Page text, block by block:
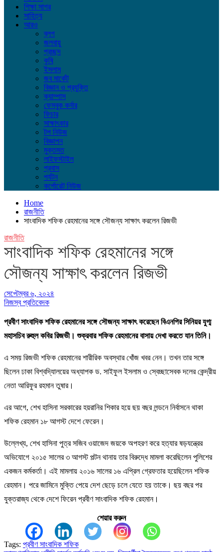
শিক্ষা সাগর
সাহিত্য
আরও
ব্লগ
জলবায়ু
প্রচ্ছদ
কৃষি
ইসলাম
জব মার্কেট
বিজ্ঞান ও প্রযুক্তি
ক্যাম্পাস
ফেসবুক কর্নার
ফিচার
সাক্ষাৎকার
টপ নিউজ
বিজ্ঞাপন
মুক্তমত
লাইফস্টাইল
প্রবাস
পর্যটন
কর্পোরেট নিউজ
Home
রাজনীতি
সাংবাদিক শফিক রেহমানের সঙ্গে সৌজন্য সাক্ষাৎ করলেন রিজভী
রাজনীতি
সাংবাদিক শফিক রেহমানের সঙ্গে
সৌজন্য সাক্ষাৎ করলেন রিজভী
সেপ্টেম্বর ৬, ২০২৪
নিজস্ব প্রতিবেদক
প্রবীণ সাংবাদিক শফিক রেহমানের সঙ্গে সৌজন্য সাক্ষাৎ করেছেন বিএনপির সিনিয়র যুগ্ম
মহাসচিব রুহুল কবির রিজভী। শুক্রবার শফিক রেহমানের বাসায় দেখা করতে যান তিনি।
এ সময় রিজভী শফিক রেহমানের শারীরিক অবস্থার খোঁজ খবর নেন। তখন তার সঙ্গে
ছিলেন ঢাকা বিশ্বদ্যিালয়ের অধ্যাপক ড. সাইফুল ইসলাম ও স্বেচ্ছাসেবক দলের কেন্দ্রীয়
নেতা আরিফুর রহমান তুষার।
এর আগে, শেখ হাসিনা সরকারের হয়রানির শিকার হয়ে ছয় বছর লন্ডনে নির্বাসনে থাকা
শফিক রেহমান ১৮ আগস্ট দেশে ফেরেন।
উল্লেখ্য, শেখ হাসিনা পুত্র সজিব ওয়াজেদ জয়কে অপহরণ করে হত্যার ষড়যন্ত্রের
অভিযোগে ২০১৫ সালের ৩ আগস্ট পল্টন থানায় তার বিরুদ্ধে মামলা করেছিলেন পুলিশের
একজন কর্মকর্তা। এই মামলায় ২০১৬ সালের ১৬ এপ্রিল গ্রেফতার হয়েছিলেন শফিক
রেহমান। পরে জামিনে মুক্তি পেয়ে দেশ ছেড়ে চলে যেতে হয় তাকে। ছয় বছর পর
যুক্তরাজ্য থেকে দেশে ফিরেন প্রবীণ সাংবাদিক শফিক রেহমান।
শেয়ার করুন
Tags: প্রবীণ সাংবাদিক শফিক